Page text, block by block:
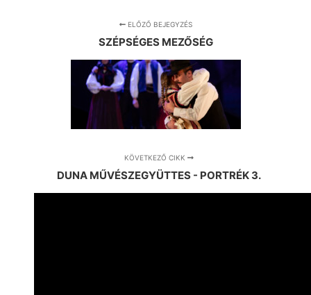
ELŐZŐ BEJEGYZÉS
SZÉPSÉGES MEZŐSÉG
KÖVETKEZŐ CIKK
DUNA MŰVÉSZEGYÜTTES - PORTRÉK 3.